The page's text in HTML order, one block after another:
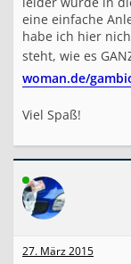
eine einfache
habe ich hier
steht, wie es
woman.de/
Viel Spaß!
27. März 2015